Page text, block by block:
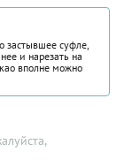
застывшее суфле,
и нарезать на
вполне можно